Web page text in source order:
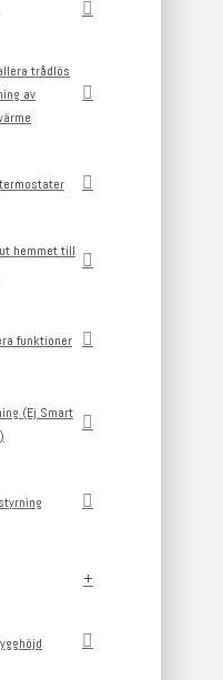
trådlös
av
hemmet till
funktioner
(Ej Smart